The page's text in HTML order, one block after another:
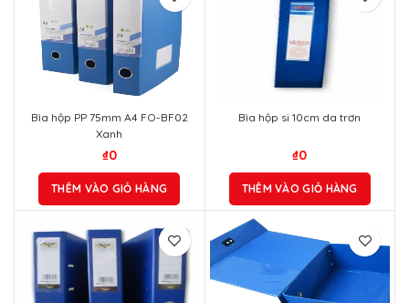
Bìa hộp PP 75mm A4 FO-BF02
Xanh
₫0
THÊM VÀO GIỎ HÀNG
Bìa hộp si 10cm da trơn
₫0
THÊM VÀO GIỎ HÀNG